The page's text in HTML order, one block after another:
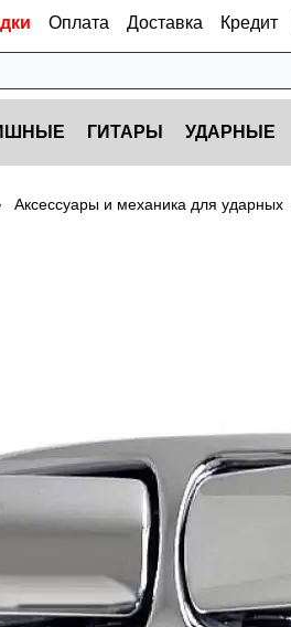
Оплата Доставка Кредит
ГИТАРЫ УДАРНЫЕ
Аксессуары и механика для ударных